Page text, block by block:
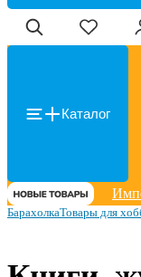
Каталог
БарахолкаТовары для